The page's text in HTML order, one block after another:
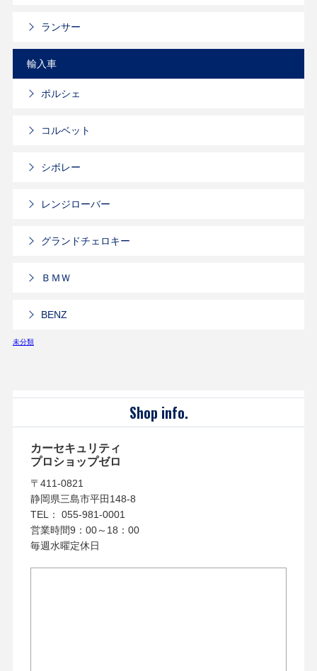
ランサー
輸入車
ポルシェ
コルベット
シボレー
レンジローバー
グランドチェロキー
ＢＭＷ
BENZ
未分類
Shop info.
カーセキュリティ
プロショップゼロ
〒411-0821
静岡県三島市平田148-8
TEL： 055-981-0001
営業時間9：00～18：00
毎週水曜定休日